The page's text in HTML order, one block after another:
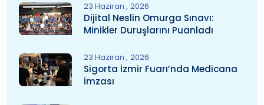
23 Haziran 2026
Dijital Neslin Omurga Sınavı:
Minikler Duruşlarını Puanladı
23 Haziran 2026
Sigorta İzmir Fuarı’nda Medicana
İmzası